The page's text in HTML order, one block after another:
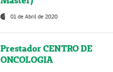
01 de Abril de 2020
Prestador CENTRO DE
ONCOLOGIA